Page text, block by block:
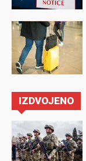
IZDVOJENO